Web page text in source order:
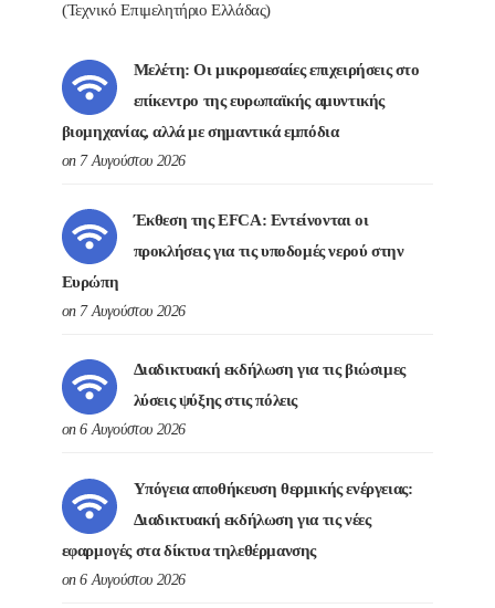
(Τεχνικό Επιμελητήριο Ελλάδας)
Μελέτη: Οι μικρομεσαίες επιχειρήσεις στο
επίκεντρο της ευρωπαϊκής αμυντικής
βιομηχανίας, αλλά με σημαντικά εμπόδια
on 7 Αυγούστου 2026
Έκθεση της EFCA: Εντείνονται οι
προκλήσεις για τις υποδομές νερού στην
Ευρώπη
on 7 Αυγούστου 2026
Διαδικτυακή εκδήλωση για τις βιώσιμες
λύσεις ψύξης στις πόλεις
on 6 Αυγούστου 2026
Υπόγεια αποθήκευση θερμικής ενέργειας:
Διαδικτυακή εκδήλωση για τις νέες
εφαρμογές στα δίκτυα τηλεθέρμανσης
on 6 Αυγούστου 2026